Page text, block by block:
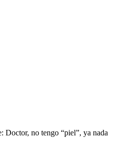
no tengo “piel”, ya nada